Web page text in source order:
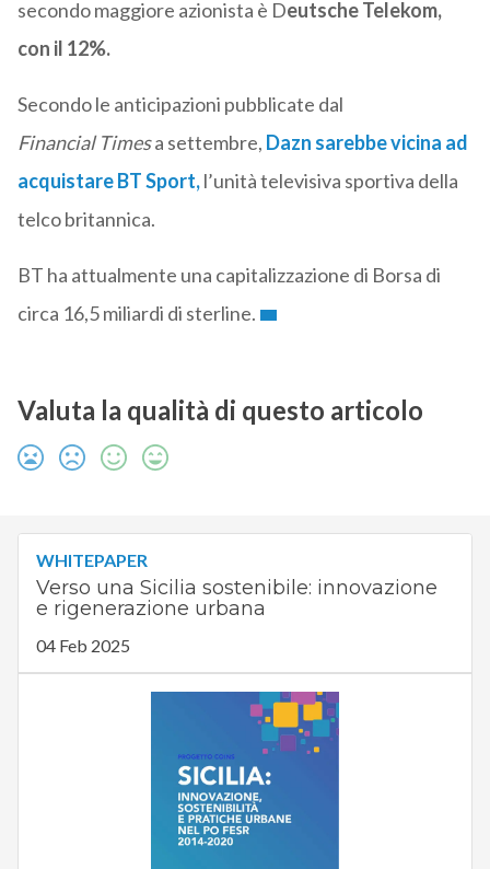
secondo maggiore azionista è Deutsche Telekom,
con il 12%.
Secondo le anticipazioni pubblicate dal
Financial Timesa settembre, Dazn sarebbe vicina ad
acquistare BT Sport,l’unità televisiva sportiva della
telco britannica.
BT ha attualmente una capitalizzazione di Borsa di
circa 16,5 miliardi di sterline.
Valuta la qualità di questo articolo
WHITEPAPER
Verso una Sicilia sostenibile: innovazione
e rigenerazione urbana
04 Feb 2025